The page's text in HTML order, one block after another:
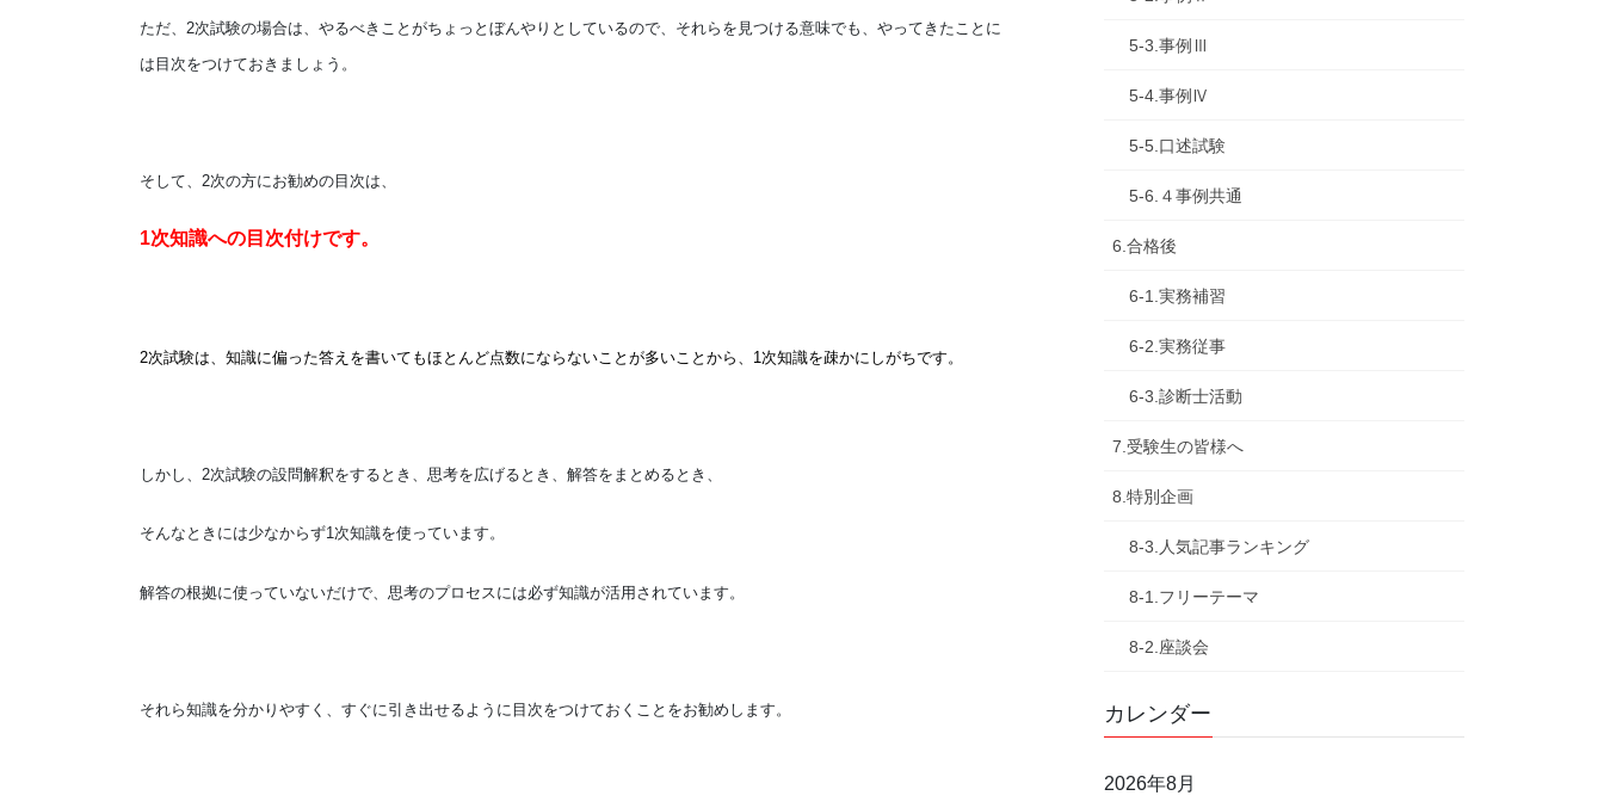
ただ、2次試験の場合は、やるべきことがちょっとぼんやりとしているので、それらを見つける意味でも、やってきたことに
は目次をつけておきましょう。
そして、2次の方にお勧めの目次は、
1次知識への目次付けです。
2次試験は、知識に偏った答えを書いてもほとんど点数にならないことが多いことから、1次知識を疎かにしがちです。
しかし、2次試験の設問解釈をするとき、思考を広げるとき、解答をまとめるとき、
そんなときには少なからず1次知識を使っています。
解答の根拠に使っていないだけで、思考のプロセスには必ず知識が活用されています。
それら知識を分かりやすく、すぐに引き出せるように目次をつけておくことをお勧めします。
5-3.事例Ⅲ
5-4.事例Ⅳ
5-5.口述試験
5-6.４事例共通
6.合格後
6-1.実務補習
6-2.実務従事
6-3.診断士活動
7.受験生の皆様へ
8.特別企画
8-3.人気記事ランキング
8-1.フリーテーマ
8-2.座談会
カレンダー
2026年8月